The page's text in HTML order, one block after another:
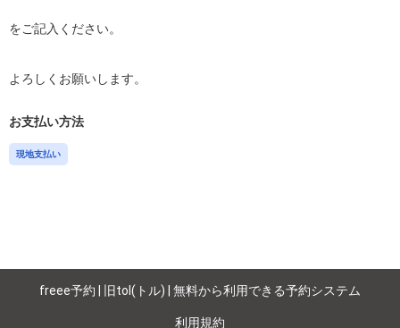
をご記入ください。
お支払い方法
現地支払い
freee予約 | 旧tol(トル) | 無料から利用できる予約システム
利用規約